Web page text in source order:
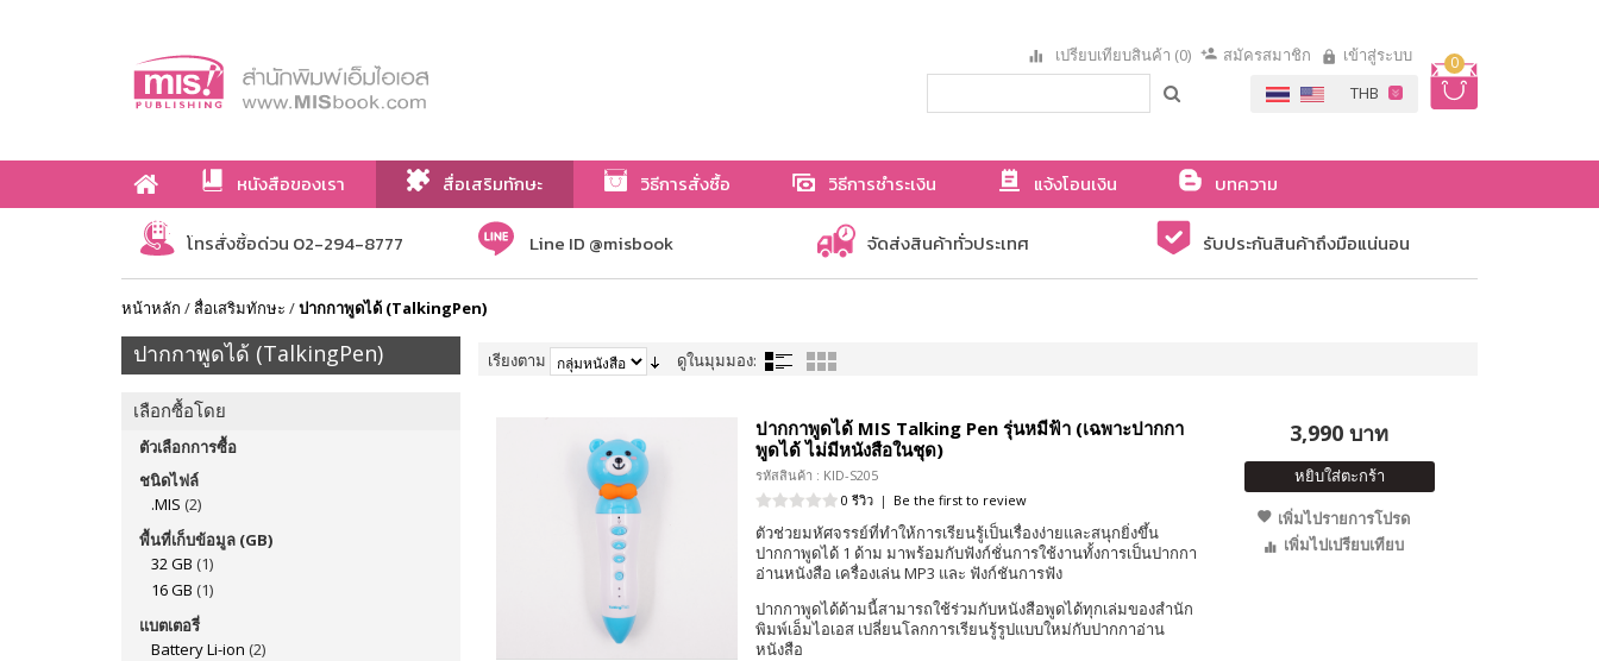
0
เปรียบเทียบสินค้า (0) สมัครสมาชิก เข้าสู่ระบบ
หนังสือของเรา สื่อเสริมทักษะ วิธีการสั่งซื้อ วิธีการชำระเงิน แจ้งโอนเงิน
บทความ
เกี่ยวกับเรา
โทรสั่งซื้อด่วน 02-294-8777 Line ID @misbook จัดส่งสินค้าทั่วประเทศ รับประกันสินค้าถึงมือแน่นอน
หน้าหลัก /สื่อเสริมทักษะ /ปากกาพูดได้ (TalkingPen)
ปากกาพูดได้ (TalkingPen)
เลือกซื้อโดย
ตัวเลือกการซื้อ
ชนิดไฟล์
.MIS (2)
พื้นที่เก็บข้อมูล (GB)
32 GB (1)
16 GB (1)
แบตเตอรี่
Battery Li-ion (2)
เรียงตาม ดูในมุมมอง:
ปากกาพูดได้ MIS Talking Pen รุ่นหมีฟ้า (เฉพาะปากกา
พูดได้ ไม่มีหนังสือในชุด)
รหัสสินค้า : KID-S205
0 รีวิว | Be the first to review
ตัวช่วยมหัศจรรย์ที่ทำให้การเรียนรู้เป็นเรื่องง่ายและสนุกยิ่งขึ้น
ปากกาพูดได้ 1 ด้าม มาพร้อมกับฟังก์ชั่นการใช้งานทั้งการเป็นปากกา
อ่านหนังสือ เครื่องเล่น MP3 และ ฟังก์ชันการฟัง
ปากกาพูดได้ด้ามนี้สามารถใช้ร่วมกับหนังสือพูดได้ทุกเล่มของสำนัก
พิมพ์เอ็มไอเอส เปลี่ยนโลกการเรียนรู้รูปแบบใหม่กับปากกาอ่าน
หนังสือ
3,990 บาท
หยิบใส่ตะกร้า
เพิ่มไปรายการโปรด
เพิ่มไปเปรียบเทียบ